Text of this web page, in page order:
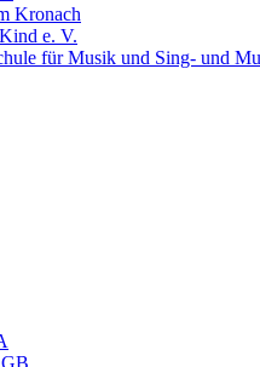
Kronach
e. V.
für Musik und Sing- und